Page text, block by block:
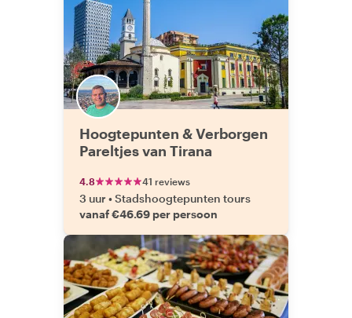
Hoogtepunten & Verborgen
Pareltjes van Tirana
4.8 41 reviews
3 uur •Stadshoogtepunten tours
vanaf €46.69 per persoon